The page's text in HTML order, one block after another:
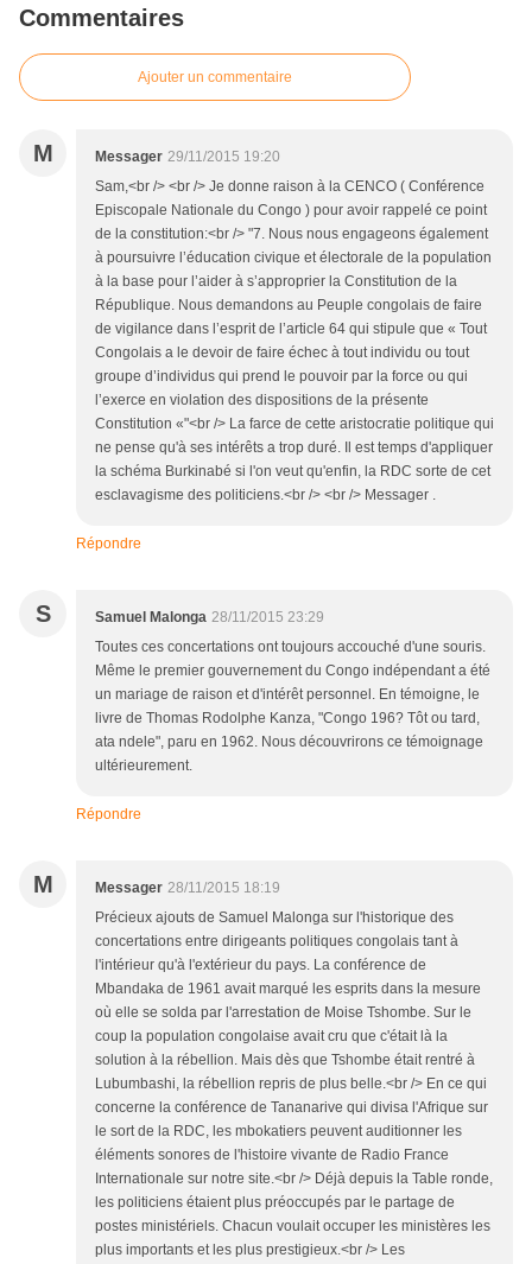
Commentaires
Ajouter un commentaire
M Messager 29/11/2015 19:20
Sam,<br /> <br /> Je donne raison à la CENCO ( Conférence
Episcopale Nationale du Congo ) pour avoir rappelé ce point
de la constitution:<br /> "7. Nous nous engageons également
à poursuivre l’éducation civique et électorale de la population
à la base pour l’aider à s’approprier la Constitution de la
République. Nous demandons au Peuple congolais de faire
de vigilance dans l’esprit de l’article 64 qui stipule que « Tout
Congolais a le devoir de faire échec à tout individu ou tout
groupe d’individus qui prend le pouvoir par la force ou qui
l’exerce en violation des dispositions de la présente
Constitution «"<br /> La farce de cette aristocratie politique qui
ne pense qu'à ses intérêts a trop duré. Il est temps d'appliquer
la schéma Burkinabé si l'on veut qu'enfin, la RDC sorte de cet
esclavagisme des politiciens.<br /> <br /> Messager .
Répondre
S Samuel Malonga 28/11/2015 23:29
Toutes ces concertations ont toujours accouché d'une souris.
Même le premier gouvernement du Congo indépendant a été
un mariage de raison et d'intérêt personnel. En témoigne, le
livre de Thomas Rodolphe Kanza, "Congo 196? Tôt ou tard,
ata ndele", paru en 1962. Nous découvrirons ce témoignage
ultérieurement.
Répondre
M Messager 28/11/2015 18:19
Précieux ajouts de Samuel Malonga sur l'historique des
concertations entre dirigeants politiques congolais tant à
l'intérieur qu'à l'extérieur du pays. La conférence de
Mbandaka de 1961 avait marqué les esprits dans la mesure
où elle se solda par l'arrestation de Moise Tshombe. Sur le
coup la population congolaise avait cru que c'était là la
solution à la rébellion. Mais dès que Tshombe était rentré à
Lubumbashi, la rébellion repris de plus belle.<br /> En ce qui
concerne la conférence de Tananarive qui divisa l'Afrique sur
le sort de la RDC, les mbokatiers peuvent auditionner les
éléments sonores de l'histoire vivante de Radio France
Internationale sur notre site.<br /> Déjà depuis la Table ronde,
les politiciens étaient plus préoccupés par le partage de
postes ministériels. Chacun voulait occuper les ministères les
plus importants et les plus prestigieux.<br /> Les